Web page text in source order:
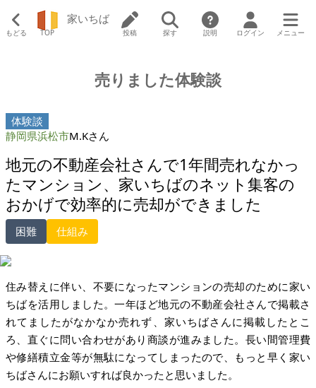
もどる TOP
家いちば
投稿 探す 説明 ログイン メニュー
売りました体験談
体験談
静岡県浜松市M.Kさん
地元の不動産会社さんで1年間売れなかっ
たマンション、家いちばのネット集客の
おかげで効率的に売却ができました
困難 仕組み
住み替えに伴い、不要になったマンションの売却のために家い
ちばを活用しました。一年ほど地元の不動産会社さんで掲載さ
れてましたがなかなか売れず、家いちばさんに掲載したとこ
ろ、直ぐに問い合わせがあり商談が進みました。長い間管理費
や修繕積立金等が無駄になってしまったので、もっと早く家い
ちばさんにお願いすれば良かったと思いました。